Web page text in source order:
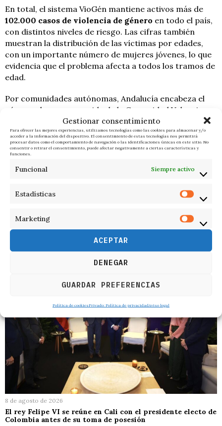
Gestionar consentimiento
Para ofrecer las mejores experiencias, utilizamos tecnologías como las cookies para almacenar y/o
acceder a la información del dispositivo. El consentimiento de estas tecnologías nos permitirá
procesar datos como el comportamiento de navegación o las identificaciones únicas en este sitio. No
consentir o retirar el consentimiento, puede afectar negativamente a ciertas características y
funciones.
Funcional Siempre activo
Estadísticas
Marketing
ACEPTAR
DENEGAR
GUARDAR PREFERENCIAS
Política de cookiesPrivado: Política de privacidadAviso legal
En total, el sistema VioGén mantiene activos más de
102.000 casos de violencia de género en todo el país,
con distintos niveles de riesgo. Las cifras también
muestran la distribución de las víctimas por edades,
con un importante número de mujeres jóvenes, lo que
evidencia que el problema afecta a todos los tramos de
edad.
Por comunidades autónomas, Andalucía encabeza el
número de casos, seguida de la Comunidad Valenciana
y Madrid, lo que refleja una realidad desigual pero
extendida en todo el territorio español.
RELACIONADOS
8 de agosto de 2026
El rey Felipe VI se reúne en Cali con el presidente electo de
Colombia antes de su toma de posesión